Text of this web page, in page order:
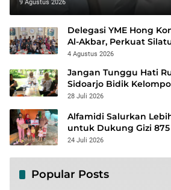
9 Agustus 2026
Delegasi YME Hong
Al-Akbar, Perkuat
Islam Rahmatan Lil
4 Agustus 2026
Jangan Tunggu Hati
Sidoarjo Bidik
Terbuka Lawan
28 Juli 2026
Alfamidi Salurkan
untuk Dukung Gizi
Kabupaten/Kota
24 Juli 2026
Popular Posts